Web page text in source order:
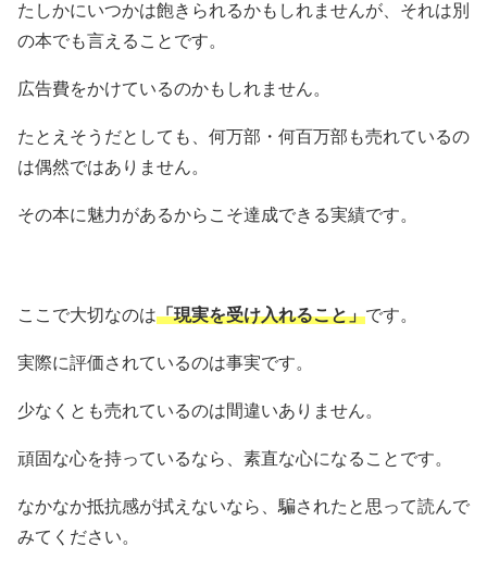
たしかにいつかは飽きられるかもしれませんが、それは別
の本でも言えることです。
広告費をかけているのかもしれません。
たとえそうだとしても、何万部・何百万部も売れているの
は偶然ではありません。
その本に魅力があるからこそ達成できる実績です。
ここで大切なのは「現実を受け入れること」です。
実際に評価されているのは事実です。
少なくとも売れているのは間違いありません。
頑固な心を持っているなら、素直な心になることです。
なかなか抵抗感が拭えないなら、騙されたと思って読んで
みてください。